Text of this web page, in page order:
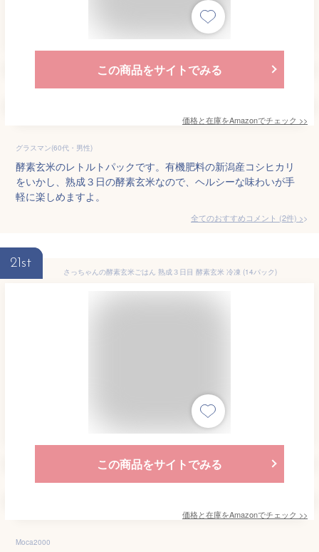
この商品をサイトでみる
価格と在庫をAmazonでチェック >>
グラスマン(60代・男性)
酵素玄米のレトルトパックです。有機肥料の新潟産コシヒカリ
をいかし、熟成３日の酵素玄米なので、ヘルシーな味わいが手
軽に楽しめますよ。
全てのおすすめコメント (2件) >
21st
さっちゃんの酵素玄米ごはん 熟成３日目 酵素玄米 冷凍 (14パック)
この商品をサイトでみる
価格と在庫をAmazonでチェック >>
Moca2000